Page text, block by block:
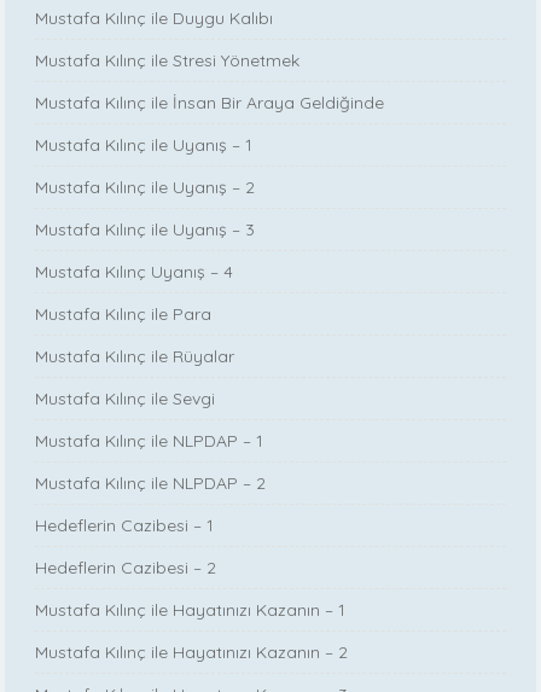
Mustafa Kılınç ile Duygu Kalıbı
Mustafa Kılınç ile Stresi Yönetmek
Mustafa Kılınç ile İnsan Bir Araya Geldiğinde
Mustafa Kılınç ile Uyanış – 1
Mustafa Kılınç ile Uyanış – 2
Mustafa Kılınç ile Uyanış – 3
Mustafa Kılınç Uyanış – 4
Mustafa Kılınç ile Para
Mustafa Kılınç ile Rüyalar
Mustafa Kılınç ile Sevgi
Mustafa Kılınç ile NLPDAP – 1
Mustafa Kılınç ile NLPDAP – 2
Hedeflerin Cazibesi – 1
Hedeflerin Cazibesi – 2
Mustafa Kılınç ile Hayatınızı Kazanın – 1
Mustafa Kılınç ile Hayatınızı Kazanın – 2